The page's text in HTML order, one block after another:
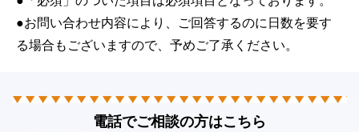
●お問い合わせ内容により、ご回答するのに日数を要す
る場合もございますので、予めご了承ください。
電話でご相談の方はこちら